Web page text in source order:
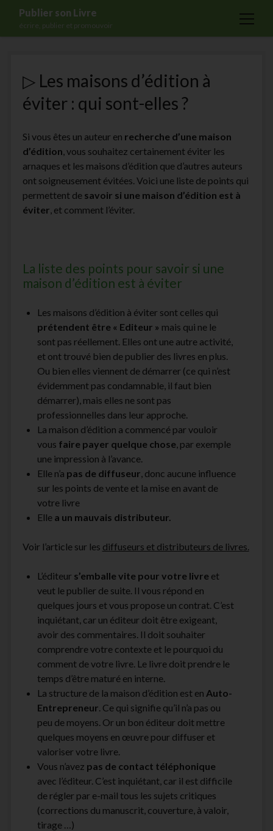
Publier son Livre
écrire, publier et promouvoir
open
Formations
Services
Auto-édition
Maisons d’édition
Ecriture
Actualités
facebookinstagramyoutubeemail-
▷ Les maisons d’édition à
éviter : qui sont-elles ?
Si vous êtes un auteur en recherche d’une maison
d’édition, vous souhaitez certainement éviter les
arnaques et les maisons d’édition que d’autres auteurs
ont soigneusement évitées. Voici une liste de points qui
permettent de savoir si une maison d’édition est à
éviter, et comment l’éviter.
La liste des points pour savoir si une
maison d’édition est à éviter
Les maisons d’édition à éviter sont celles qui
prétendent être « Editeur » mais qui ne le
sont pas réellement. Elles ont une autre activité,
et ont trouvé bien de publier des livres en plus.
Ou bien elles viennent de démarrer (ce qui n’est
évidemment pas condamnable, il faut bien
démarrer), mais elles ne sont pas
professionnelles dans leur approche.
La maison d’édition a commencé par vouloir
vous faire payer quelque chose, par exemple
une impression à l’avance.
Elle n’a pas de diffuseur, donc aucune influence
sur les points de vente et la mise en avant de
votre livre
Elle a un mauvais distributeur.
Voir l’article sur les diffuseurs et distributeurs de livres.
L’éditeur s’emballe vite pour votre livre et
veut le publier de suite. Il vous répond en
quelques jours et vous propose un contrat. C’est
inquiétant, car un éditeur doit être exigeant,
avoir des commentaires. Il doit souhaiter
comprendre votre contexte et le pourquoi du
comment de votre livre. Le livre doit prendre le
temps d’être maturé en interne.
La structure de la maison d’édition est en Auto-
Entrepreneur. Ce qui signifie qu’il n’a pas ou
peu de moyens. Or un bon éditeur doit mettre
quelques moyens en œuvre pour diffuser et
valoriser votre livre.
Vous n’avez pas de contact téléphonique
avec l’éditeur. C’est inquiétant, car il est difficile
de régler par e-mail tous les sujets critiques
(corrections du manuscrit, couverture, à valoir,
tirage …)